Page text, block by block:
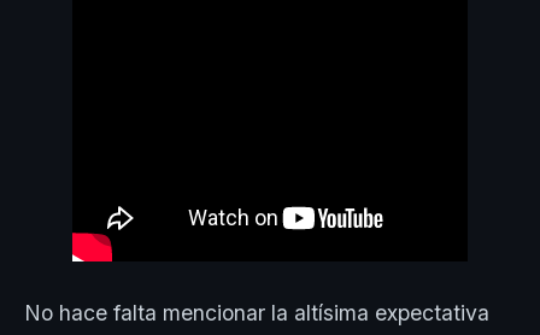
No hace falta mencionar la altísima expectativa